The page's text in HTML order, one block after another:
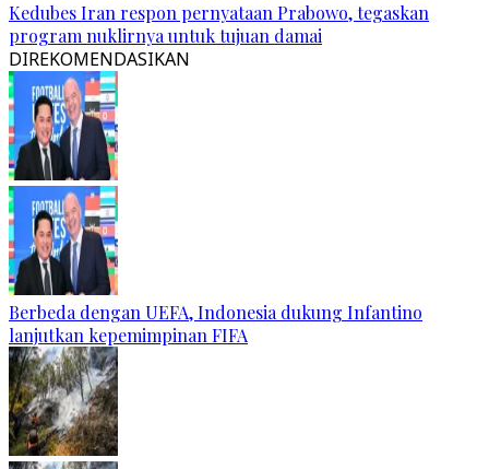
Kedubes Iran respon pernyataan Prabowo, tegaskan
program nuklirnya untuk tujuan damai
DIREKOMENDASIKAN
Berbeda dengan UEFA, Indonesia dukung Infantino
lanjutkan kepemimpinan FIFA